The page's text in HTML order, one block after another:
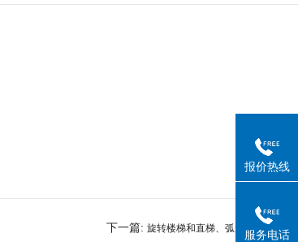
下一篇: 旋转楼梯和直梯、弧形梯
报价热线
服务电话